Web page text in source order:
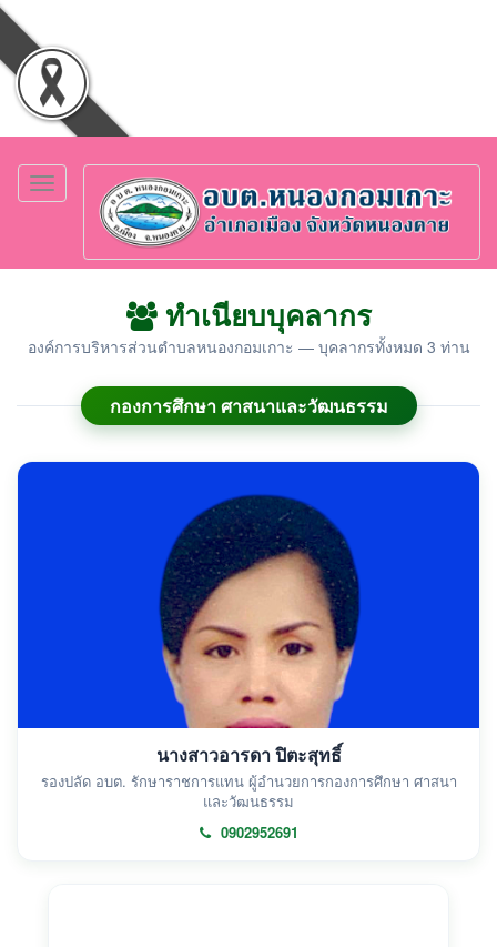
Toggle
navigation
ทำเนียบบุคลากร
องค์การบริหารส่วนตำบลหนองกอมเกาะ — บุคลากรทั้งหมด 3 ท่าน
กองการศึกษา ศาสนาและวัฒนธรรม
นางสาวอารดา ปิตะสุทธิ์
รองปลัด อบต. รักษาราชการแทน ผู้อำนวยการกองการศึกษา ศาสนา
และวัฒนธรรม
0902952691